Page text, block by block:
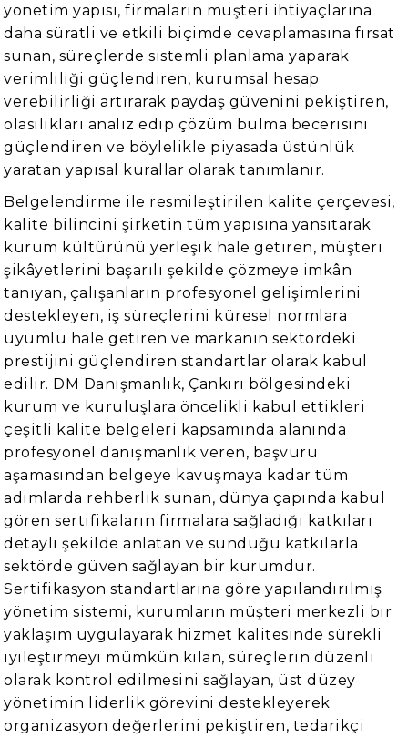
yönetim yapısı, firmaların müşteri ihtiyaçlarına
daha süratli ve etkili biçimde cevaplamasına fırsat
sunan, süreçlerde sistemli planlama yaparak
verimliliği güçlendiren, kurumsal hesap
verebilirliği artırarak paydaş güvenini pekiştiren,
olasılıkları analiz edip çözüm bulma becerisini
güçlendiren ve böylelikle piyasada üstünlük
yaratan yapısal kurallar olarak tanımlanır.
Belgelendirme ile resmileştirilen kalite çerçevesi,
kalite bilincini şirketin tüm yapısına yansıtarak
kurum kültürünü yerleşik hale getiren, müşteri
şikâyetlerini başarılı şekilde çözmeye imkân
tanıyan, çalışanların profesyonel gelişimlerini
destekleyen, iş süreçlerini küresel normlara
uyumlu hale getiren ve markanın sektördeki
prestijini güçlendiren standartlar olarak kabul
edilir. DM Danışmanlık, Çankırı bölgesindeki
kurum ve kuruluşlara öncelikli kabul ettikleri
çeşitli kalite belgeleri kapsamında alanında
profesyonel danışmanlık veren, başvuru
aşamasından belgeye kavuşmaya kadar tüm
adımlarda rehberlik sunan, dünya çapında kabul
gören sertifikaların firmalara sağladığı katkıları
detaylı şekilde anlatan ve sunduğu katkılarla
sektörde güven sağlayan bir kurumdur.
Sertifikasyon standartlarına göre yapılandırılmış
yönetim sistemi, kurumların müşteri merkezli bir
yaklaşım uygulayarak hizmet kalitesinde sürekli
iyileştirmeyi mümkün kılan, süreçlerin düzenli
olarak kontrol edilmesini sağlayan, üst düzey
yönetimin liderlik görevini destekleyerek
organizasyon değerlerini pekiştiren, tedarikçi